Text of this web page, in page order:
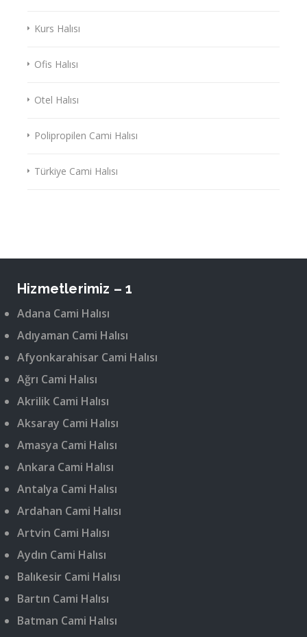
Kurs Halısı
Ofis Halısı
Otel Halısı
Polipropilen Cami Halısı
Türkiye Cami Halısı
Hizmetlerimiz – 1
Adana Cami Halısı
Adıyaman Cami Halısı
Afyonkarahisar Cami Halısı
Ağrı Cami Halısı
Akrilik Cami Halısı
Aksaray Cami Halısı
Amasya Cami Halısı
Ankara Cami Halısı
Antalya Cami Halısı
Ardahan Cami Halısı
Artvin Cami Halısı
Aydın Cami Halısı
Balıkesir Cami Halısı
Bartın Cami Halısı
Batman Cami Halısı